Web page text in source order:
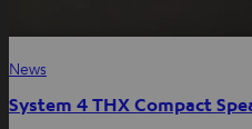
News
System 4 THX Compact